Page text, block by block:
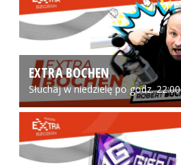
EXTRA BOCHEN
Słuchaj w niedzielę po godz. 22:00